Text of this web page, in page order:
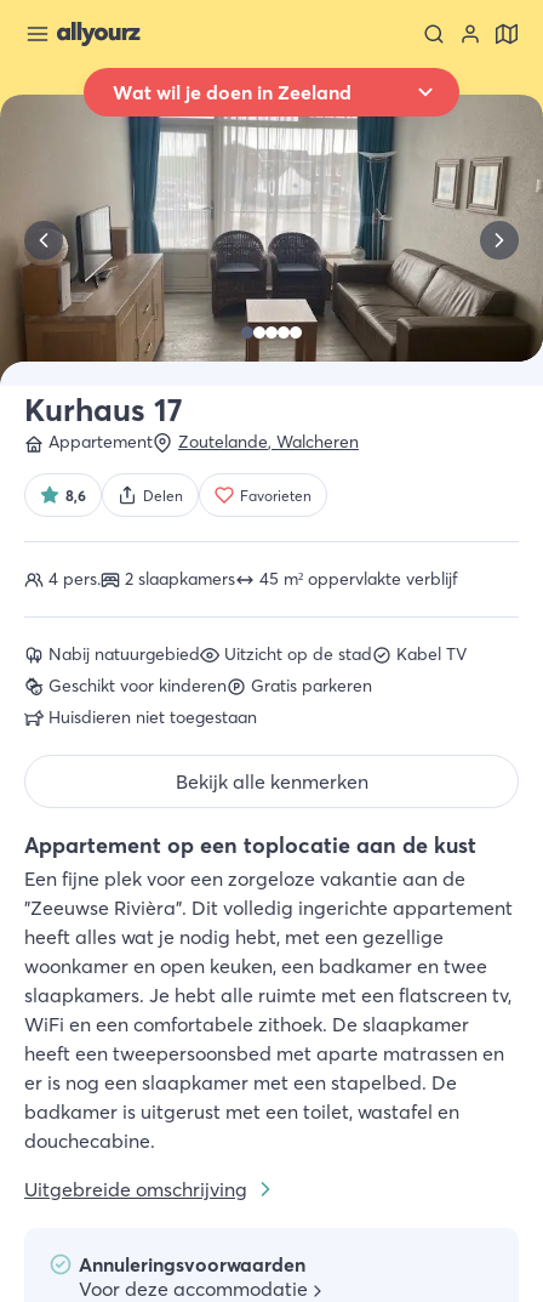
Wat wil je doen in Zeeland
Terug naar overzicht
Overnachten
Waar
Heel Zeeland
Wanneer
Selecteer datum
Alle types
Wie
2 gasten
Zoek
Kurhaus 17
Appartement Zoutelande, Walcheren
8,6 Delen Favorieten
Appartement op een toplocatie aan de kust
Een fijne plek voor een zorgeloze vakantie aan de
"Zeeuwse Rivièra". Dit volledig ingerichte appartement
heeft alles wat je nodig hebt, met een gezellige
woonkamer en open keuken, een badkamer en twee
slaapkamers. Je hebt alle ruimte met een flatscreen tv,
WiFi en een comfortabele zithoek. De slaapkamer
heeft een tweepersoonsbed met aparte matrassen en
er is nog een slaapkamer met een stapelbed. De
badkamer is uitgerust met een toilet, wastafel en
douchecabine.
Uitgebreide omschrijving
Annuleringsvoorwaarden
Voor deze accommodatie
Nabij natuurgebied Uitzicht op de stad
Kabel TV
Geschikt voor kinderen
Gratis parkeren
Huisdieren niet toegestaan
Bekijk alle kenmerken
4 pers. 2 slaapkamers 45 m² oppervlakte verblijf